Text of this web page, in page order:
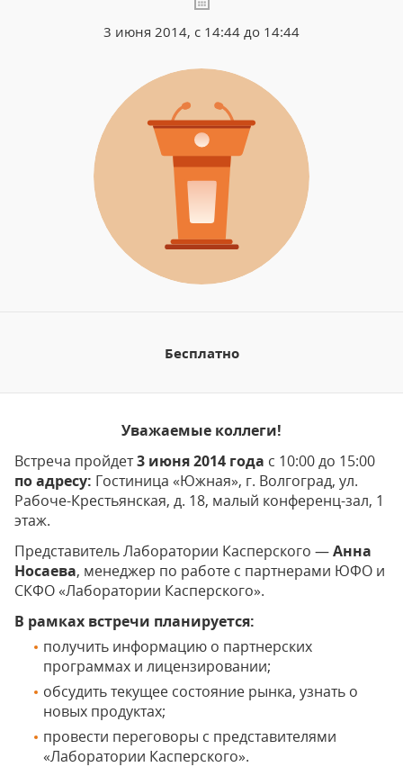
3 июня 2014, с 14:44 до 14:44
Бесплатно
Уважаемые коллеги!
Встреча пройдет3 июня 2014 года с 10:00 до 15:00
по адресу: Гостиница «Южная», г. Волгоград, ул.
Рабоче-Крестьянская, д. 18, малый конференц-зал, 1
этаж.
Представитель Лаборатории Касперского —Анна
Носаева, менеджер по работе с партнерами ЮФО и
СКФО «Лаборатории Касперского».
В рамках встречи планируется:
получить информацию о партнерских
программах и лицензировании;
обсудить текущее состояние рынка, узнать о
новых продуктах;
провести переговоры с представителями
«Лаборатории Касперского».